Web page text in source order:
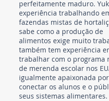
perfeitamente maduro.
experiência trabalhando
fazendas mistas de
sabe como a produção de
alimentos exige muito
também tem experiência
trabalhar com o programa
de merenda escolar nos
igualmente apaixonada por
conectar os alunos e o
seus sistemas alimentares.